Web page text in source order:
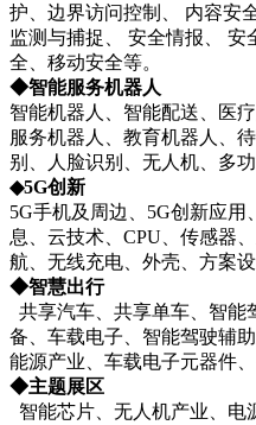
护、边界访问控制、 内容安
监测与捕捉、 安全情报、
全、移动安全等。
◆智能服务机器人
智能机器人、智能配送、医
服务机器人、教育机器人、
别、人脸识别、无人机、多
◆5G创新
5G手机及周边、5G创新应
息、云技术、CPU、传感器
航、无线充电、外壳、方案设
◆智慧出行
共享汽车、共享单车、智能
备、车载电子、智能驾驶辅
能源产业、车载电子元器件
◆主题展区
智能芯片、无人机产业、电